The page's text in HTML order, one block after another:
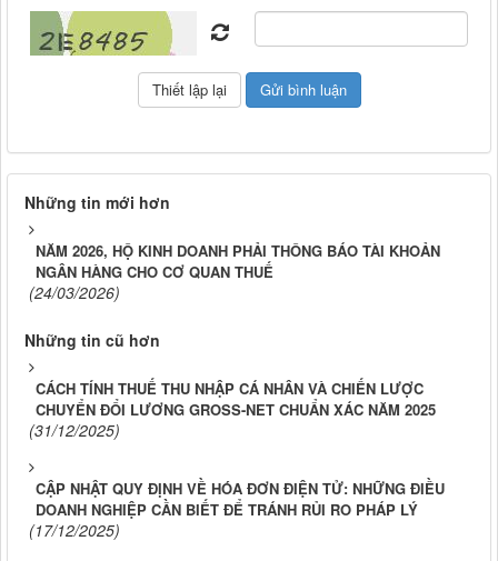
Những tin mới hơn
NĂM 2026, HỘ KINH DOANH PHẢI THÔNG BÁO TÀI KHOẢN
NGÂN HÀNG CHO CƠ QUAN THUẾ
(24/03/2026)
Những tin cũ hơn
CÁCH TÍNH THUẾ THU NHẬP CÁ NHÂN VÀ CHIẾN LƯỢC
CHUYỂN ĐỔI LƯƠNG GROSS-NET CHUẨN XÁC NĂM 2025
(31/12/2025)
CẬP NHẬT QUY ĐỊNH VỀ HÓA ĐƠN ĐIỆN TỬ: NHỮNG ĐIỀU
DOANH NGHIỆP CẦN BIẾT ĐỂ TRÁNH RỦI RO PHÁP LÝ
(17/12/2025)